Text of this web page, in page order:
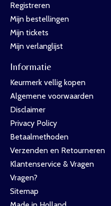
Registreren
Mijn bestellingen
Mijn tickets
Mijn verlanglijst
Informatie
Keurmerk vellig kopen
Algemene voorwaarden
Disclaimer
Privacy Policy
Betaalmethoden
Verzenden en Retourneren
Klantenservice & Vragen
Vragen?
Sitemap